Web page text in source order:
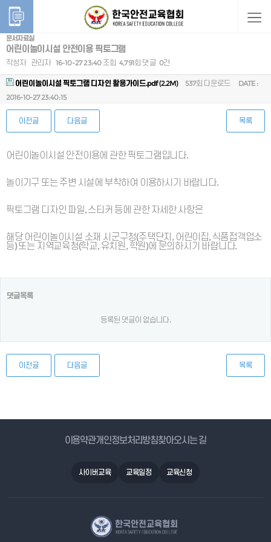
문서자료실
어린이놀이시설 안전이용 픽토그램
작성자 관리자 16-10-27 23:40조회 4,791회 댓글 0건
어린이놀이시설 픽토그램 디자인 활용가이드.pdf(2.2M) 537회 다운로드
DATE :
2016-10-27 23:40:15
이전글 다음글 목록
본문
어린이놀이시설 안전이용에 관한 픽토그램입니다.
놀이기구 또는 주변 시설에 부착하여 이용하시기 바랍니다.
픽토그램 디자인 파일, 스티커 등에 관한 자세한 사항은
해당 어린이놀이시설 소재 시군구청(주택단지, 어린이집, 식품접객업소
등) 또는 지역교육청(학교, 유치원, 학원)에 문의하시기 바랍니다.
댓글목록
등록된 댓글이 없습니다.
이전글 다음글 목록
이용약관개인정보처리방침찾아오시는 길
사이버교육 교육일정 교육신청